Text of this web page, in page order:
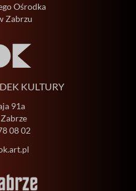
Ośrodka
Zabrzu
KULTURY
91a
08 02